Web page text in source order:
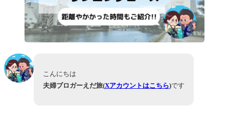
こんにちは
夫婦ブロガーえだ旅(Xアカウントはこちら)です